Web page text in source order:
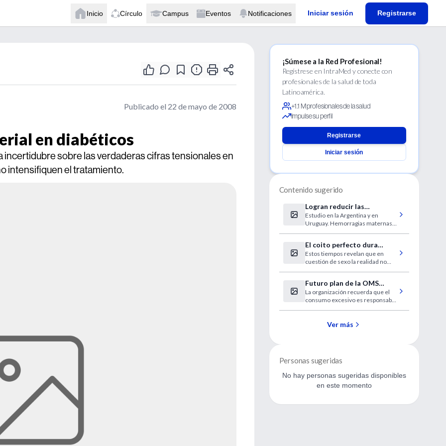
Inicio Círculo Campus Eventos Notificaciones Iniciar sesión Registrarse
Publicado el 22 de mayo de 2008
en diabéticos
incertidubre sobre las verdaderas cifras tensionales en
intensifiquen el tratamiento.
¡Súmese a la Red Profesional!
Regístrese en IntraMed y conecte con
profesionales de la salud de toda
Latinoamérica.
+1.1 M profesionales de la salud
Impulse su perfil
Registrarse
Iniciar sesión
Contenido sugerido
Logran reducir las
complicaciones posparto
Estudio en la Argentina y en
Uruguay. Hemorragias maternas,
El coito perfecto dura
entre 7 y 13 minutos
Estos tiempos revelan que en
cuestión de sexo la realidad no
Futuro plan de la OMS
contra el abuso de alcohol
La organización recuerda que el
consumo excesivo es responsable
Ver más
Personas sugeridas
No hay personas sugeridas disponibles
en este momento